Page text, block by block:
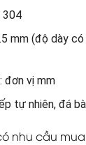
304
mm (độ dày
đơn vị mm
tự nhiên, đá
nhu cầu